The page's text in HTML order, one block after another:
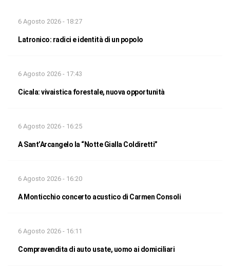
6 Agosto 2026 - 18:27
Latronico: radici e identità di un popolo
6 Agosto 2026 - 17:43
Cicala: vivaistica forestale, nuova opportunità
6 Agosto 2026 - 16:25
A Sant’Arcangelo la “Notte Gialla Coldiretti”
6 Agosto 2026 - 16:20
A Monticchio concerto acustico di Carmen Consoli
6 Agosto 2026 - 16:11
Compravendita di auto usate, uomo ai domiciliari